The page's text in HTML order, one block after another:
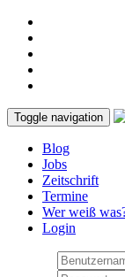
Toggle navigation
Blog
Jobs
Zeitschrift
Termine
Wer weiß
Login